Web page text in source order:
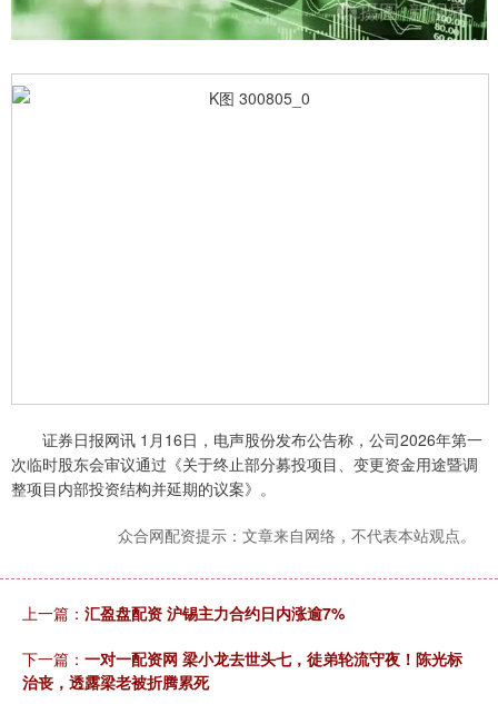
证券日报网讯 1月16日，电声股份发布公告称，公司2026年第一
次临时股东会审议通过《关于终止部分募投项目、变更资金用途暨调
整项目内部投资结构并延期的议案》。
众合网配资提示：文章来自网络，不代表本站观点。
上一篇： 汇盈盘配资 沪锡主力合约日内涨逾7%
下一篇： 一对一配资网 梁小龙去世头七，徒弟轮流守夜！陈光标
治丧，透露梁老被折腾累死